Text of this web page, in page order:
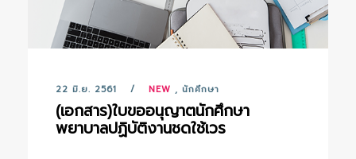
22 มิ.ย. 2561 NEW , นักศึกษา
(เอกสาร)ใบขออนุญาตนักศึกษา
พยาบาลปฏิบัติงานชดใช้เวร